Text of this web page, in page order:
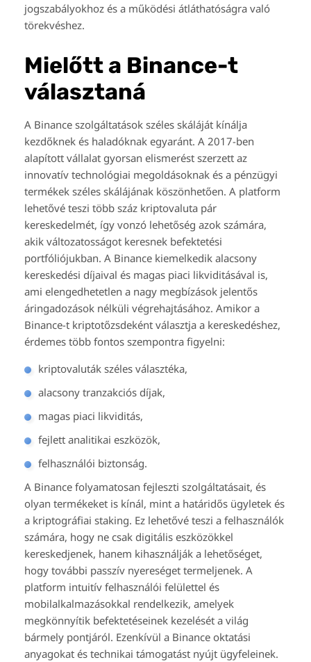
jogszabályokhoz és a működési átláthatóságra való
törekvéshez.
Mielőtt a Binance-t
választaná
A Binance szolgáltatások széles skáláját kínálja
kezdőknek és haladóknak egyaránt. A 2017-ben
alapított vállalat gyorsan elismerést szerzett az
innovatív technológiai megoldásoknak és a pénzügyi
termékek széles skálájának köszönhetően. A platform
lehetővé teszi több száz kriptovaluta pár
kereskedelmét, így vonzó lehetőség azok számára,
akik változatosságot keresnek befektetési
portfóliójukban. A Binance kiemelkedik alacsony
kereskedési díjaival és magas piaci likviditásával is,
ami elengedhetetlen a nagy megbízások jelentős
áringadozások nélküli végrehajtásához. Amikor a
Binance-t kriptotőzsdeként választja a kereskedéshez,
érdemes több fontos szempontra figyelni:
kriptovaluták széles választéka,
alacsony tranzakciós díjak,
magas piaci likviditás,
fejlett analitikai eszközök,
felhasználói biztonság.
A Binance folyamatosan fejleszti szolgáltatásait, és
olyan termékeket is kínál, mint a határidős ügyletek és
a kriptográfiai staking. Ez lehetővé teszi a felhasználók
számára, hogy ne csak digitális eszközökkel
kereskedjenek, hanem kihasználják a lehetőséget,
hogy további passzív nyereséget termeljenek. A
platform intuitív felhasználói felülettel és
mobilalkalmazásokkal rendelkezik, amelyek
megkönnyítik befektetéseinek kezelését a világ
bármely pontjáról. Ezenkívül a Binance oktatási
anyagokat és technikai támogatást nyújt ügyfeleinek.